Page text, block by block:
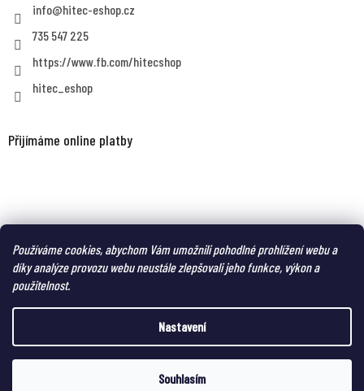
Používáme cookies, abychom Vám umožnili pohodlné prohlížení webu a
díky analýze provozu webu neustále zlepšovali jeho funkce, výkon a
použitelnost.
Nastavení
Souhlasím
info@hitec-eshop.cz
735 547 225
https://www.fb.com/hitecshop
hitec_eshop
Přijímáme online platby
MAGNUM eshop - taktická obuv a oblečení pro náročné
Vytvořil Shoptet
HITEC-eshop. Všechna práva vyhrazena.